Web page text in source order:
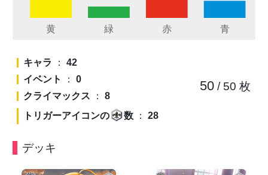
キャラ ： 42
イベント
： 0
クライマックス ： 8
トリガーアイコンの
数 ： 28
50/ 50 枚
デッキ